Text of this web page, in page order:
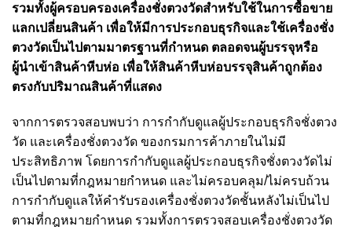
รวมทั้งผู้ครอบครองเครื่องชั่งตวงวัดสำหรับใช้ในการซื้อขาย
แลกเปลี่ยนสินค้า เพื่อให้มีการประกอบธุรกิจและใช้เครื่องชั่ง
ตวงวัดเป็นไปตามมาตรฐานที่กำหนด ตลอดจนผู้บรรจุหรือ
ผู้นำเข้าสินค้าหีบห่อ เพื่อให้สินค้าหีบห่อบรรจุสินค้าถูกต้อง
ตรงกับปริมาณสินค้าที่แสดง
จากการตรวจสอบพบว่า การกำกับดูแลผู้ประกอบธุรกิจชั่งตวง
วัด และเครื่องชั่งตวงวัด ของกรมการค้าภายในไม่มี
ประสิทธิภาพ โดยการกำกับดูแลผู้ประกอบธุรกิจชั่งตวงวัดไม่
เป็นไปตามที่กฎหมายกำหนด และไม่ครอบคลุม/ไม่ครบถ้วน
การกำกับดูแลให้คำรับรองเครื่องชั่งตวงวัดชั้นหลังไม่เป็นไป
ตามที่กฎหมายกำหนด รวมทั้งการตรวจสอบเครื่องชั่งตวงวัด